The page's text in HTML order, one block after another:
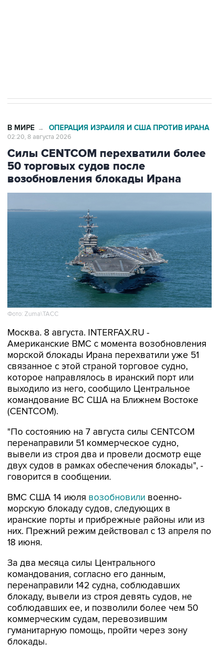
В МИРЕ → ОПЕРАЦИЯ ИЗРАИЛЯ И США ПРОТИВ ИРАНА
02:20, 8 августа 2026
Силы CENTCOM перехватили более
50 торговых судов после
возобновления блокады Ирана
Фото: Zuma\ТАСС
Москва. 8 августа. INTERFAX.RU -
Американские ВМС с момента возобновления
морской блокады Ирана перехватили уже 51
связанное с этой страной торговое судно,
которое направлялось в иранский порт или
выходило из него, сообщило Центральное
командование ВС США на Ближнем Востоке
(CENTCOM).
"По состоянию на 7 августа силы CENTCOM
перенаправили 51 коммерческое судно,
вывели из строя два и провели досмотр еще
двух судов в рамках обеспечения блокады", -
говорится в сообщении.
ВМС США 14 июля возобновили военно-
морскую блокаду судов, следующих в
иранские порты и прибрежные районы или из
них. Прежний режим действовал с 13 апреля по
18 июня.
За два месяца силы Центрального
командования, согласно его данным,
перенаправили 142 судна, соблюдавших
блокаду, вывели из строя девять судов, не
соблюдавших ее, и позволили более чем 50
коммерческим судам, перевозившим
гуманитарную помощь, пройти через зону
блокады.